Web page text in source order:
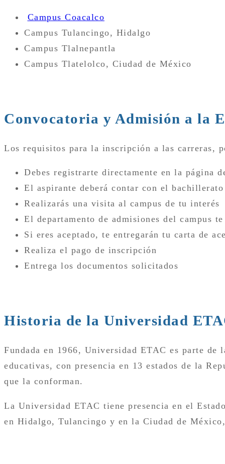
Campus Coacalco
Campus Tulancingo, Hidalgo
Campus Tlalnepantla
Campus Tlatelolco, Ciudad de México
Convocatoria y Admisión a la
Los requisitos para la inscripción a las carreras,
Debes registrarte directamente en la página
El aspirante deberá contar con el
Realizarás una visita al campus de tu interés
El departamento de admisiones del campus
Si eres aceptado, te entregarán tu carta de
Realiza el pago de inscripción
Entrega los documentos solicitados
Historia de la Universidad
Fundada en 1966, Universidad ETAC es parte
educativas, con presencia en 13 estados de la
que la conforman.
La Universidad ETAC tiene presencia en el
en Hidalgo, Tulancingo y en la Ciudad de